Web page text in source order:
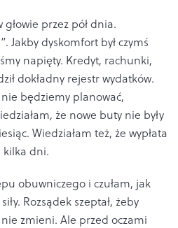
głowie przez pół dnia.
Jakby dyskomfort był czymś
napięty. Kredyt, rachunki,
dokładny rejestr wydatków.
nie będziemy planować,
że nowe buty nie były
Wiedziałam też, że wypłata
kilka dni.
obuwniczego i czułam, jak
Rozsądek szeptał, żeby
zmieni. Ale przed oczami